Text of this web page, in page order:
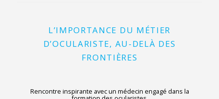
L’IMPORTANCE DU MÉTIER
D’OCULARISTE, AU-DELÀ DES
FRONTIÈRES
Rencontre inspirante avec un médecin engagé dans la